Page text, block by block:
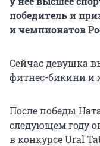
победитель и
и чемпионатов
Сейчас девушка
фитнес-бикини и
После победы
следующем году
в конкурсе Ural